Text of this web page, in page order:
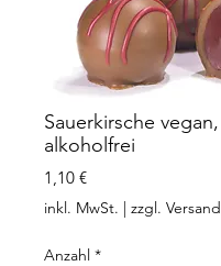
Sauerkirsche vegan,
alkoholfrei
1,10 €Preis
inkl. MwSt. | zzgl. Versand
Anzahl *